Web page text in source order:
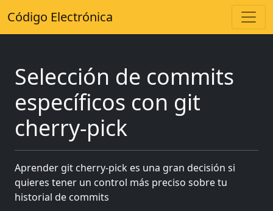
Código Electrónica
Selección de commits
específicos con git
cherry-pick
Aprender git cherry-pick es una gran decisión si
quieres tener un control más preciso sobre tu
historial de commits